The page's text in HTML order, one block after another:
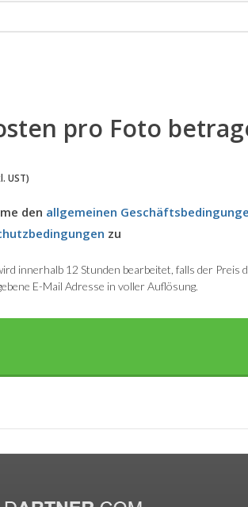
pro Foto
UST)
den allgemeinen
zu
innerhalb 12 Stunden bearbeitet, falls der Preis
E-Mail Adresse in voller Auflösung.